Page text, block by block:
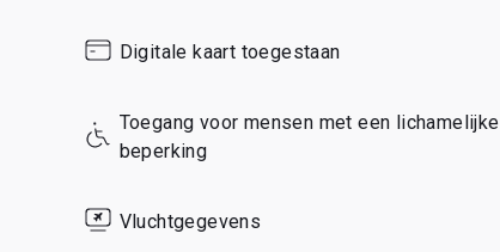
SundayDigitale kaart toegestaan
Toegang voor mensen met een lichamelijke
beperking
Vluchtgegevens